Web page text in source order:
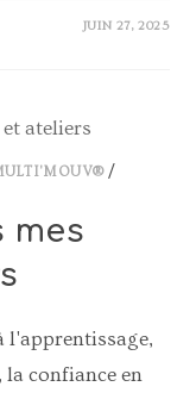
JUIN 27, 2025
/
mes
l'apprentissage,
confiance en